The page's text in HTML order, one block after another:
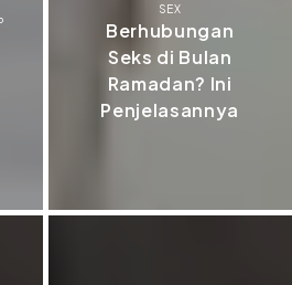
SEX
Berhubungan
Seks di Bulan
Ramadan? Ini
Penjelasannya